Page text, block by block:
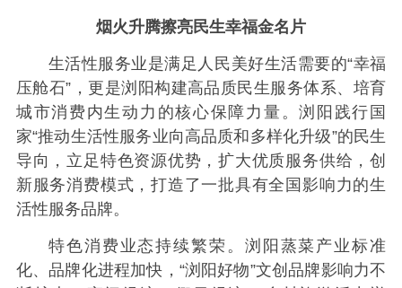
烟火升腾擦亮民生幸福金名片
生活性服务业是满足人民美好生活需要的“幸福
压舱石”，更是浏阳构建高品质民生服务体系、培育
城市消费内生动力的核心保障力量。浏阳践行国
家“推动生活性服务业向高品质和多样化升级”的民生
导向，立足特色资源优势，扩大优质服务供给，创
新服务消费模式，打造了一批具有全国影响力的生
活性服务品牌。
特色消费业态持续繁荣。浏阳蒸菜产业标准
化、品牌化进程加快，“浏阳好物”文创品牌影响力不